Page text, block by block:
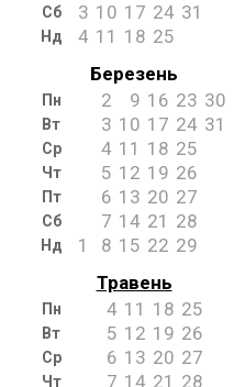
Сб 3 10 17 24 31
Нд 4 11 18 25
Березень
Пн 2 9 16 23 30
Вт 3 10 17 24 31
Ср 4 11 18 25
Чт 5 12 19 26
Пт 6 13 20 27
Сб 7 14 21 28
Нд 1 8 15 22 29
Травень
Пн 4 11 18 25
Вт 5 12 19 26
Ср 6 13 20 27
Чт 7 14 21 28